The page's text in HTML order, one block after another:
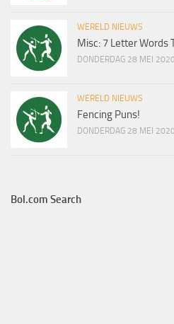
WERELD NIEUWS
Misc: 7 Letter Words
DONDERDAG 28 MEI 2020
WERELD NIEUWS
Fencing Puns!
DONDERDAG 28 MEI 2020
Bol.com Search